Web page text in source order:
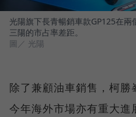
光陽旗下長青暢銷車款GP125在
三陽的市占率差距。
圖／ 光陽
除了兼顧油車銷售，柯勝
今年海外市場亦有重大進